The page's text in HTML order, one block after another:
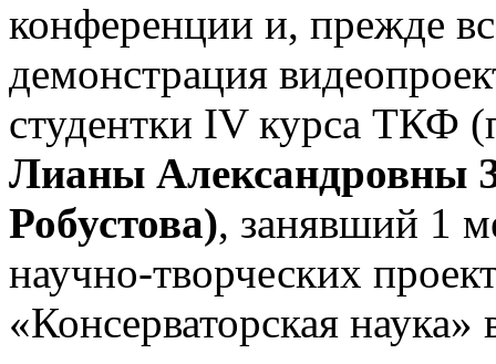
конференции и, прежде
демонстрация
студентки IV курса ТКФ
Лианы Александровны
Робустова), занявший 1
научно-творческих
«Консерваторская